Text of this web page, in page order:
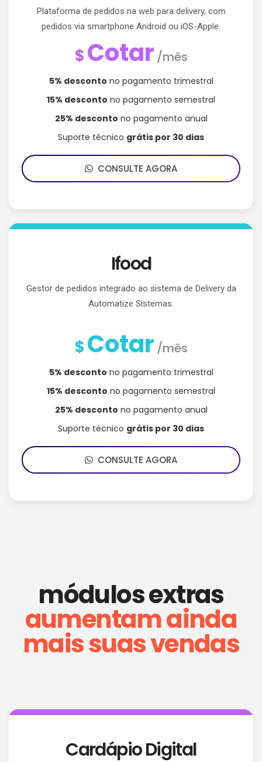
Plataforma de pedidos na web para delivery, com
pedidos via smartphone Android ou iOS-Apple.
$Cotar /mês
5% desconto no pagamento trimestral
15% desconto no pagamento semestral
25% desconto no pagamento anual
Suporte técnico grátis por 30 dias
CONSULTE AGORA
Ifood
Gestor de pedidos integrado ao sistema de Delivery da
Automatize Sistemas.
$Cotar /mês
5% desconto no pagamento trimestral
15% desconto no pagamento semestral
25% desconto no pagamento anual
Suporte técnico grátis por 30 dias
CONSULTE AGORA
módulos extras
aumentam ainda
mais suas vendas
Cardápio Digital